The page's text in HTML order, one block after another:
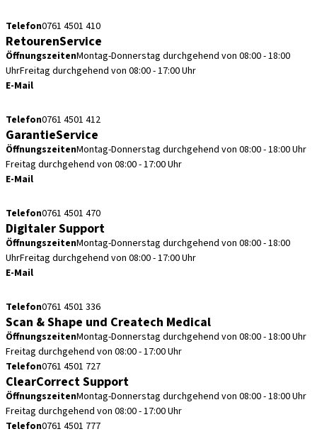
Telefon0761 4501 410
RetourenService
ÖffnungszeitenMontag-Donnerstag durchgehend von 08:00 - 18:00
UhrFreitag durchgehend von 08:00 - 17:00 Uhr
E-Mail
Telefon0761 4501 412
GarantieService
ÖffnungszeitenMontag-Donnerstag durchgehend von 08:00 - 18:00 Uhr
Freitag durchgehend von 08:00 - 17:00 Uhr
E-Mail
Telefon0761 4501 470
Digitaler Support
ÖffnungszeitenMontag-Donnerstag durchgehend von 08:00 - 18:00
UhrFreitag durchgehend von 08:00 - 17:00 Uhr
E-Mail
Telefon0761 4501 336
Scan & Shape und Createch Medical
ÖffnungszeitenMontag-Donnerstag durchgehend von 08:00 - 18:00 Uhr
Freitag durchgehend von 08:00 - 17:00 Uhr
Telefon0761 4501 727
ClearCorrect Support
ÖffnungszeitenMontag-Donnerstag durchgehend von 08:00 - 18:00 Uhr
Freitag durchgehend von 08:00 - 17:00 Uhr
Telefon0761 4501 777